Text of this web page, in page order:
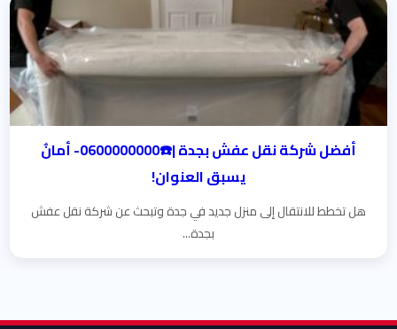
أفضل شركة نقل عفش بجدة |☎️0600000000- أمانٌ
يسبق العنوان!
هل تخطط للانتقال إلى منزل جديد في جدة وتبحث عن شركة نقل عفش
بجدة...